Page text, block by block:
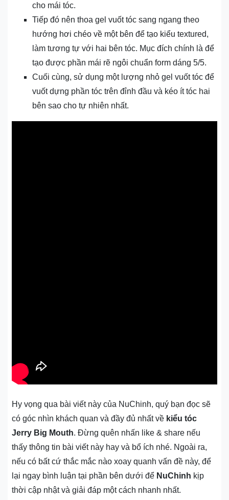
cho mái tóc.
Tiếp đó nên thoa gel vuốt tóc sang ngang theo
hướng hơi chéo về một bên để tạo kiểu textured,
làm tương tự với hai bên tóc. Mục đích chính là để
tạo được phần mái rẽ ngôi chuẩn form dáng 5/5.
Cuối cùng, sử dụng một lượng nhỏ gel vuốt tóc để
vuốt dựng phần tóc trên đỉnh đầu và kéo ít tóc hai
bên sao cho tự nhiên nhất.
Hy vọng qua bài viết này của NuChinh, quý bạn đọc sẽ
có góc nhìn khách quan và đầy đủ nhất về kiểu tóc
Jerry Big Mouth. Đừng quên nhấn like & share nếu
thấy thông tin bài viết này hay và bổ ích nhé. Ngoài ra,
nếu có bất cứ thắc mắc nào xoay quanh vấn đề này, để
lại ngay bình luận tại phần bên dưới để NuChinh kịp
thời cập nhật và giải đáp một cách nhanh nhất.